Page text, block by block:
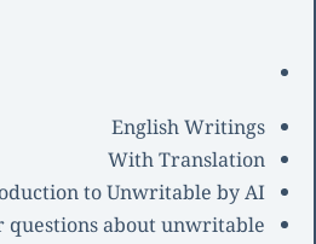
English Writings
With Translation
to Unwritable by AI
questions about unwritable